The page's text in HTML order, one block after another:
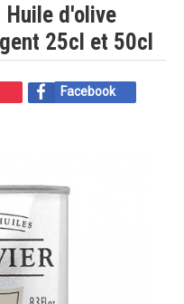
Huile d'olive
25cl et 50cl
Facebook